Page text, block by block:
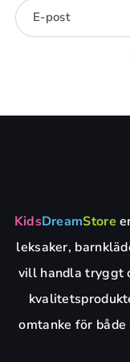
E-post
KidsDreamStore
leksaker,
vill handla tryggt
omtanke för både